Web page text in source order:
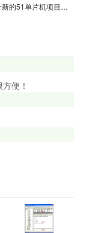
Keil5怎么创建一个新的51单片机项目-Keil5创建一个新的51单片机项目的方法
便！